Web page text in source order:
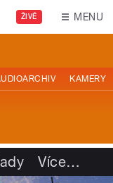
ŽIVĚ MENU
KAMERY
Více…